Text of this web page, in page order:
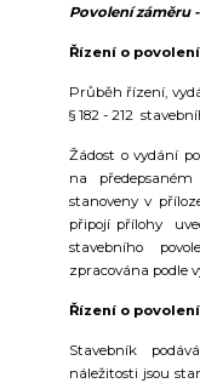
Povolení záměru
Řízení o
Průběh řízení,
§ 182 - 212
Žádost o vydání
na
stanoveny v
připojí přílohy
stavebního
zpracována podle
Řízení o
Stavebník
náležitosti jsou